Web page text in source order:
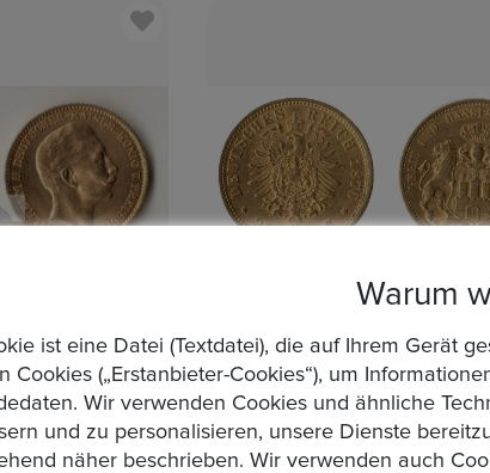
HAMBURG,
1918. 20 Mark
DEUTSCHES KAISERREICH.
Freie Und Hansestadt 1871-1918. 20
1878 J. 7,17 Gr. Feingold
Startpreis : 1,00 €
Warum
ist eine Datei (Textdatei), die auf Ihrem Gerät
Cookies („Erstanbieter-Cookies“), um
Wir verwenden Cookies und ähnliche
und zu personalisieren, unsere Dienste
näher beschrieben. Wir verwenden auch